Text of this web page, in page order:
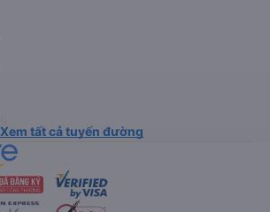
Xem tất cả tuyến đường